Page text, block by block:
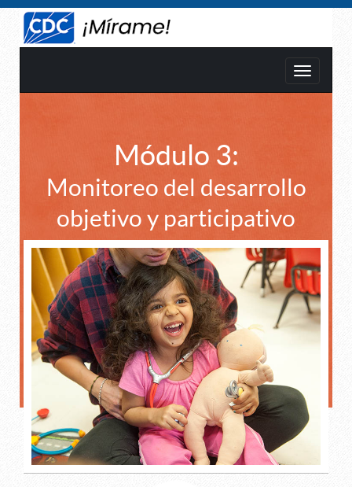
Alternar
Módulo 3:
Monitoreo del desarrollo
objetivo y participativo